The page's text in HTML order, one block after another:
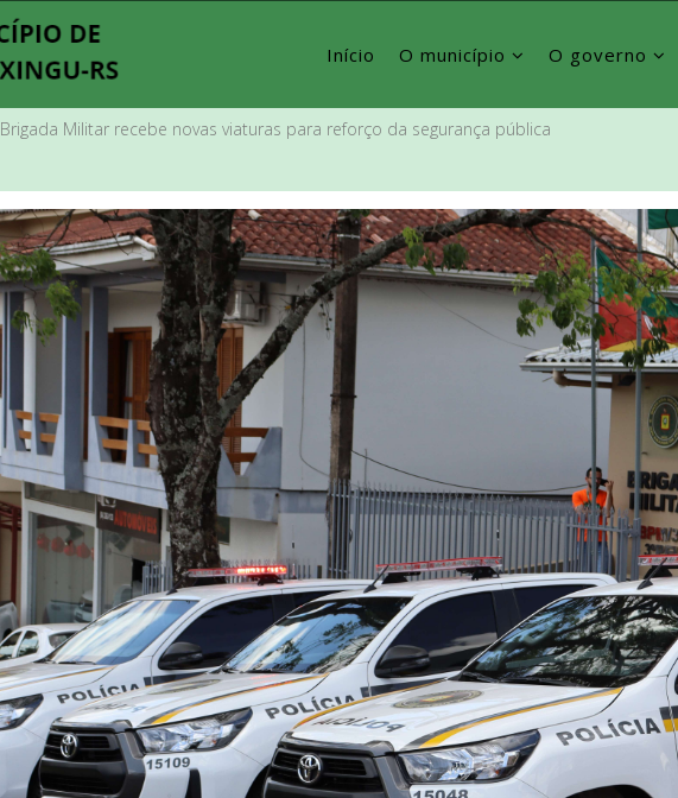
Início O município O governo
Brigada Militar recebe novas viaturas para reforço da segurança pública